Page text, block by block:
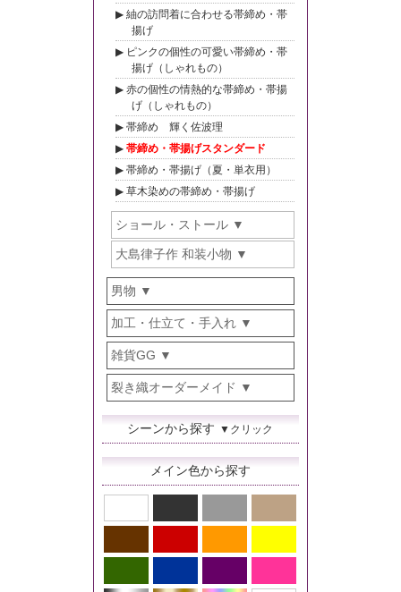
紬の訪問着に合わせる帯締め・帯
揚げ
ピンクの個性の可愛い帯締め・帯
揚げ（しゃれもの）
赤の個性の情熱的な帯締め・帯揚
げ（しゃれもの）
帯締め 輝く佐波理
帯締め・帯揚げスタンダード
帯締め・帯揚げ（夏・単衣用）
草木染めの帯締め・帯揚げ
ショール・ストール
大島律子作 和装小物
男物
加工・仕立て・手入れ
雑貨GG
裂き織オーダーメイド
シーンから探す ▼クリック
メイン色から探す